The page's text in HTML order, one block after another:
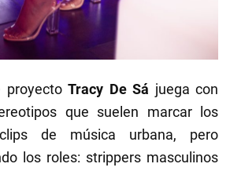
proyectoTracy De Sá juega con
que suelen marcar los
de música urbana, pero
los roles: strippers masculinos